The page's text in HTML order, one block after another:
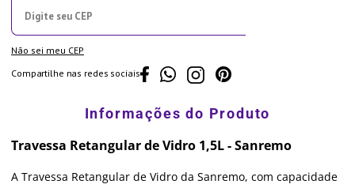
Não sei meu CEP
Compartilhe nas redes sociais
Travessa Retangular de Vidro 1,5L - Sanremo
A Travessa Retangular de Vidro da Sanremo, com capacidade